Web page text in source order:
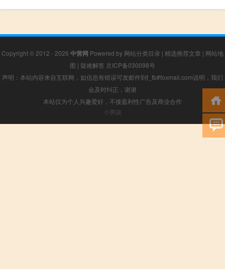
Copyright © 2012 - 2026 中营网 Powered by 网站分类目录 | 精选推荐文章 | 网站地
图 | 疑难解答 京ICP备030098号
声明：本站内容来自互联网，如信息有错误可发邮件到f_fb#foxmail.com说明，我们
会及时纠正，谢谢
本站仅为个人兴趣爱好，不接盈利性广告及商业合作
小男孩